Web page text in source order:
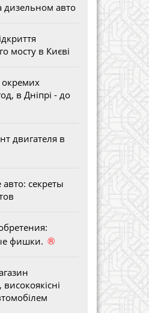
дизельном авто
мосту в Києві
окремих
в Дніпрі - до
двигателя в
секреты
фишки. ®